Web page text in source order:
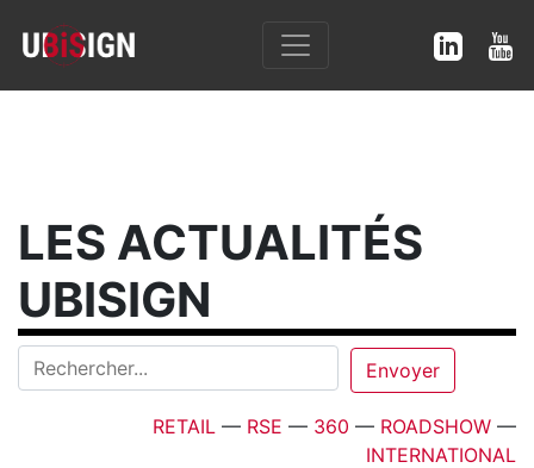
LES ACTUALITÉS
UBISIGN
RETAIL — RSE — 360 — ROADSHOW —
INTERNATIONAL